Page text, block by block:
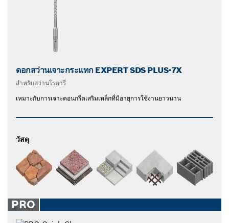
ดอกสว่านเจาะกระแทก EXPERT SDS PLUS-7X
สําหรับสว่านโรตารี่
เหมาะกับการเจาะคอนกรีตเสริมเหล็กที่มีอายุการใช้งานยาวนาน
วัสดุ
PRO